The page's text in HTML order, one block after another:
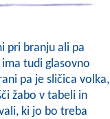
pri branju ali pa
tudi glasovno
pa je sličica volka,
žabo v tabeli in
ki jo bo treba